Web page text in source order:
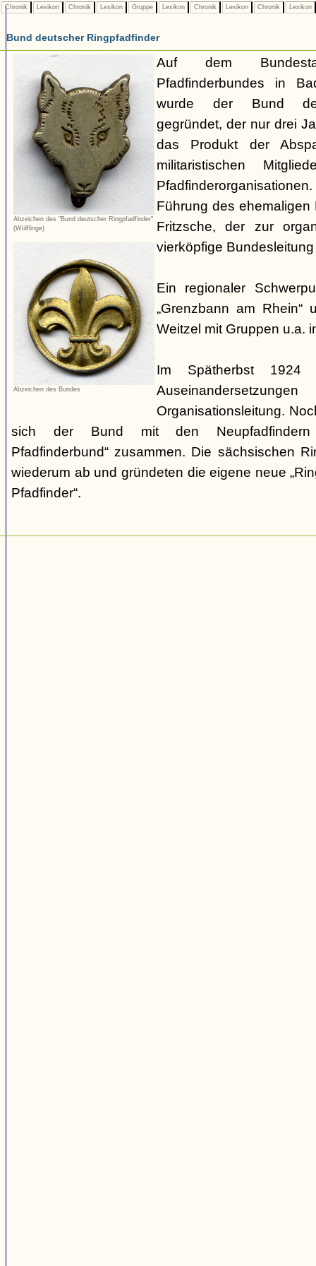
Chronik Lexikon Chronik Lexikon Gruppe Lexikon Chronik Lexikon Chronik Lexikon
Bund deutscher Ringpfadfinder
Abzeichen des "Bund deutscher Ringpfadfinder"
(Wölflinge)
Abzeichen des Bundes
Auf dem
Pfadfinderbundes in
wurde der Bund
gegründet, der nur drei
das Produkt der
militaristischen
Führung des ehemaligen
Fritzsche, der zur
vierköpfige
Ein regionaler
„Grenzbann am Rhein“
Weitzel mit Gruppen u.a.
Im Spätherbst
Organisationsleitung.
sich der Bund mit den Neupfadfindern
Pfadfinderbund“ zusammen. Die sächsischen
wiederum ab und gründeten die eigene neue
Pfadfinder“.